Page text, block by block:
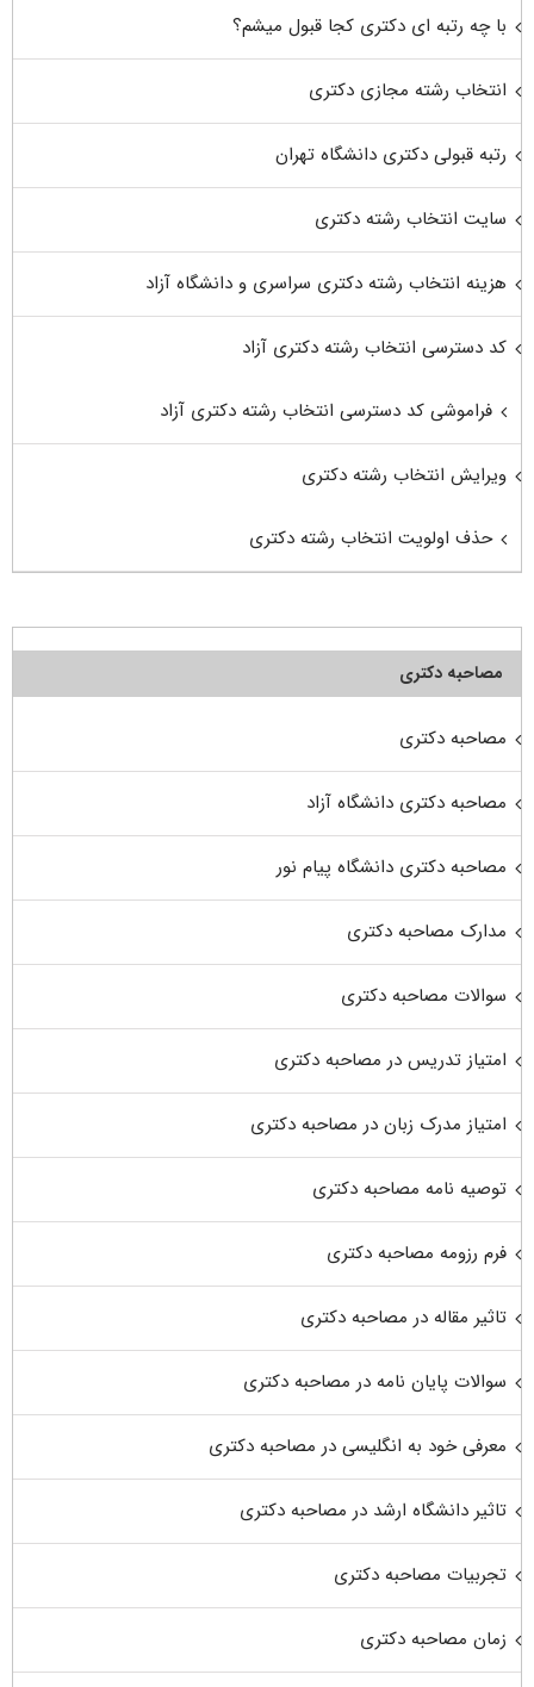
با چه رتبه ای دکتری کجا قبول میشم؟
انتخاب رشته مجازی دکتری
رتبه قبولی دکتری دانشگاه تهران
سایت انتخاب رشته دکتری
هزینه انتخاب رشته دکتری سراسری و دانشگاه آزاد
کد دسترسی انتخاب رشته دکتری آزاد
فراموشی کد دسترسی انتخاب رشته دکتری آزاد
ویرایش انتخاب رشته دکتری
حذف اولویت انتخاب رشته دکتری
مصاحبه دکتری
مصاحبه دکتری
مصاحبه دکتری دانشگاه آزاد
مصاحبه دکتری دانشگاه پیام نور
مدارک مصاحبه دکتری
سوالات مصاحبه دکتری
امتیاز تدریس در مصاحبه دکتری
امتیاز مدرک زبان در مصاحبه دکتری
توصیه نامه مصاحبه دکتری
فرم رزومه مصاحبه دکتری
تاثیر مقاله در مصاحبه دکتری
سوالات پایان نامه در مصاحبه دکتری
معرفی خود به انگلیسی در مصاحبه دکتری
تاثیر دانشگاه ارشد در مصاحبه دکتری
تجربیات مصاحبه دکتری
زمان مصاحبه دکتری